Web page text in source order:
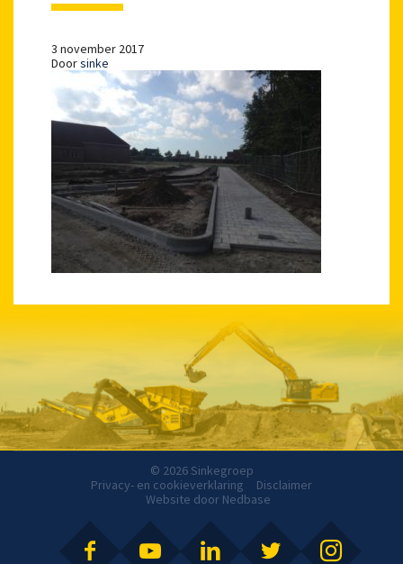
3 november 2017
Doorsinke
© 2026 Sinkegroep
Privacy- en cookieverklaring
Disclaimer
Website door Nedbase